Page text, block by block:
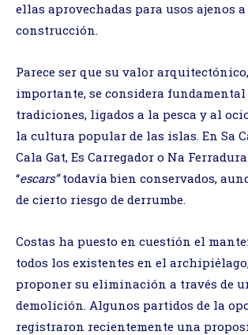
ellas aprovechadas para usos ajenos
construcción.
Parece ser que su valor
importante, se considera fundamental
tradiciones, ligados a la pesca y al
la cultura popular de las islas. En Sa
Cala Gat, Es Carregador o Na
“escars”todavía bien conservados,
de cierto riesgo de derrumbe.
Costas ha puesto en cuestión el
todos los existentes en el
proponer su eliminación a través de
demolición. Algunos partidos de la
registraron recientemente una